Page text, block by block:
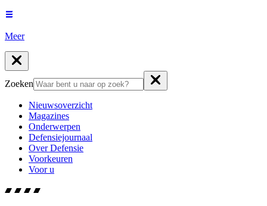
Meer
Zoeken
Nieuwsoverzicht
Magazines
Onderwerpen
Defensiejournaal
Over Defensie
Voorkeuren
Voor u